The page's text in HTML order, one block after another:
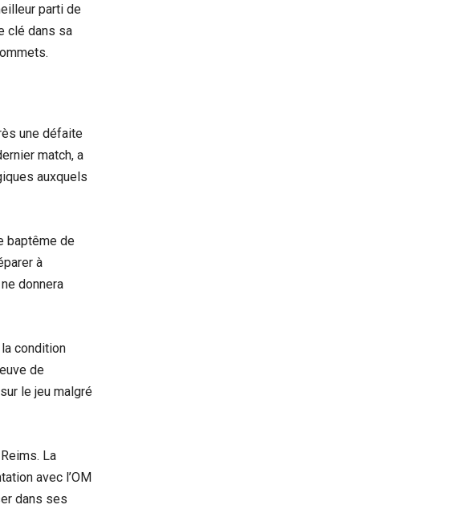
parti de
clé dans sa
une défaite
match, a
auxquels
baptême de
à
donnera
condition
de
le jeu malgré
La
avec l’OM
dans ses